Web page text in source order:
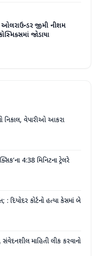
ઓલરાઉન્ડર જીમી નીશમ
જોડાયા
નિકાલ, વેપારીઓ આકરા
4:38 મિનિટના ટ્રેલરે
: દિયોદર કોર્ટનો હત્યા કેસમાં બે
સંવેદનશીલ માહિતી લીક કરવાનો